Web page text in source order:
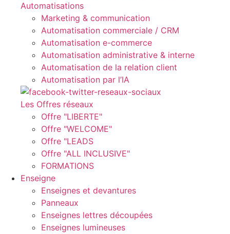
Automatisations
Marketing & communication
Automatisation commerciale / CRM
Automatisation e-commerce
Automatisation administrative & interne
Automatisation de la relation client
Automatisation par l’IA
Les Offres réseaux
Offre "LIBERTE"
Offre "WELCOME"
Offre "LEADS
Offre "ALL INCLUSIVE"
FORMATIONS
Enseigne
Enseignes et devantures
Panneaux
Enseignes lettres découpées
Enseignes lumineuses